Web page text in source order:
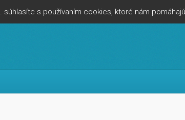
súhlasíte s používaním cookies, ktoré nám